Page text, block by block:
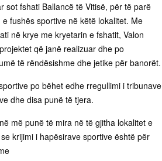
sot fshati Ballancë të Vitisë, për të parë
fushës sportive në këtë lokalitet. Me
në krye me kryetarin e fshatit, Valon
që janë realizuar dhe po
të rëndësishme dhe jetike për banorët.
po bëhet edhe rregullimi i tribunave
dhe disa punë të tjera.
më punë të mira në të gjitha lokalitet e
krijimi i hapësirave sportive është për